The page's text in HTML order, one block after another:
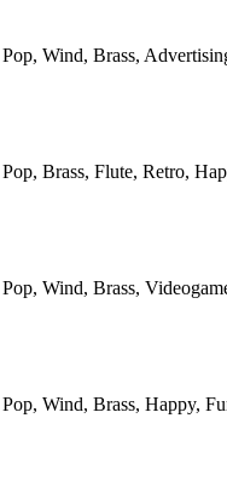
Pop, Wind, Brass,
Pop, Brass, Flute, Retro,
Pop, Wind, Brass,
Pop, Wind, Brass, Happy,